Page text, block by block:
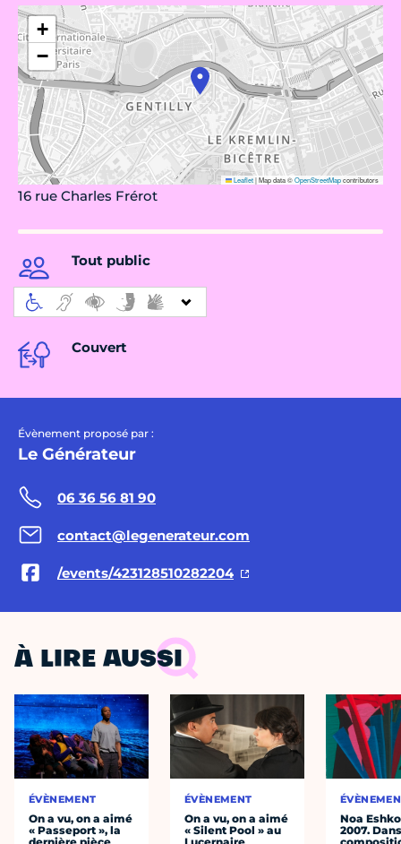
+
−
Leaflet|Map data ©OpenStreetMapcontributors
16 rue Charles Frérot
Tout public
Couvert
Évènement proposé par :
Le Générateur
06 36 56 81 90
contact@legenerateur.com
/events/423128510282204
À LIRE AUSSI
ÉVÈNEMENT
On a vu, on a aimé
« Passeport », la
ÉVÈNEMENT
On a vu, on a aimé
« Silent Pool » au
Noa
2007.